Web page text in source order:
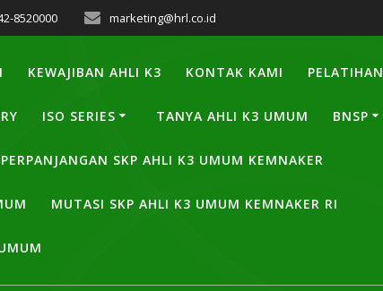
8520000 marketing@hrl.co.id
KEWAJIBAN AHLI K3 KONTAK KAMI PELATIHAN
ISO SERIES TANYA AHLI K3 UMUM BNSP
PERPANJANGAN SKP AHLI K3 UMUM KEMNAKER
MUTASI SKP AHLI K3 UMUM KEMNAKER RI